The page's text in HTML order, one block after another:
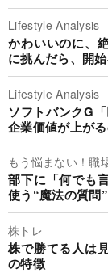
Lifestyle Analysis
かわいいのに、
に挑んだら、開
Lifestyle Analysis
ソフトバンクG
企業価値が上が
もう悩まない！職
部下に「何でも
使う“魔法の質問
株トレ
株で勝てる人は
の特徴